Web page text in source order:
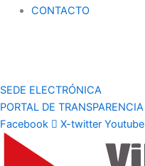
CONTACTO
SEDE ELECTRÓNICA
PORTAL DE TRANSPARENCIA
Facebook
X-twitter Youtube